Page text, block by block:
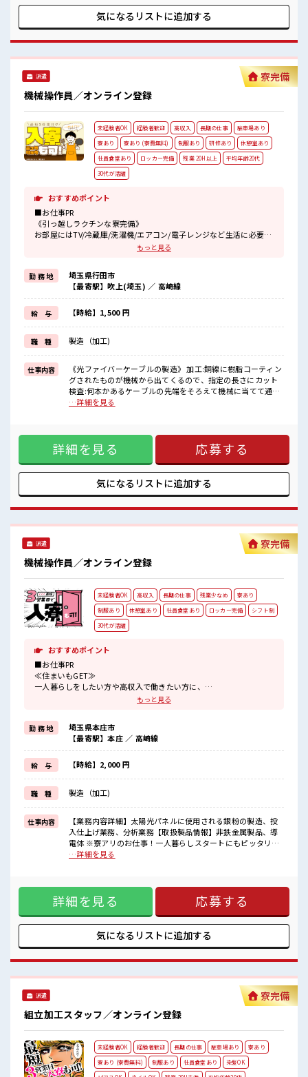
♪ イチからスキル・ステップUPしちゃいましょう↑ ■職場の
雰囲気 《男女ともに活躍中》 アットホームな雰囲気で分から
ッカー/休憩室完備♪ 荷物が多い方も安心ですね★ #ryo
気になるリストに追加する
派遣
機械操作員／オンライン登録
寮完備
未経験者OK 経験者歓迎 高収入 長期の仕事
駐車場あり
寮あり
寮あり (寮費無料) 制服あり 研修あり
休憩室あり
社員食堂あり
ロッカー完備 残業 20H以上
平均年齢20代
30代が活躍
おすすめポイント
■お仕事PR
《引っ越しラクチンな寮完備》
お部屋にはTV/冷蔵庫/洗濯機/エアコン/電子レンジなど生活に必要な
しかも！
毎月の寮費は「無料」！
現地までの赴任交通費も支給！
駐車場があるのでマイカーの持ち込みもOKです！
空き状況によっては自転車で通える寮もあります(ヘルメット必須)！
《研修期間があるので安心》
機械を扱う事がメインのお仕事ですが、
研修期間があるので機械の詳細や取り扱うケーブルについてなど丁
寧に教えてもらえます。
しかも日勤なので体力的にも徐々に慣れていけるので安心です！
■職場の雰囲気
空調完備でカイテキ！
お昼は社員食堂・夜はお弁当の注文OK！
もちろんお弁当の持ち込みもOK！
無料駐車場/ロッカー/休憩室完備！
もっと見る
勤 務 地
埼玉県行田市
【最寄駅】吹上(埼玉) ／ 高崎線
給 与 【時給】1,500 円
職 種 製造（加工)
仕事内容
《光ファイバーケーブルの製造》 加工:銅線に樹脂コーティン
グされたものが機械から出てくるので、指定の長さにカット
検査:何本かあるケーブルの先端をそろえて機械に当てて通電
できているか検査 ※寮アリのお仕事！一人暮らしスタートに
な大型家電が備え付けなので、 引っ越しがとってもラクチン
&初期費用が抑えられるんです！ しかも！ 毎月の寮費は「無
料」！ 現地までの赴任交通費も支給！ 駐車場があるのでマイ
カーの持ち込みもOKです！ 空き状況によっては自転車で通え
る寮もあります(ヘルメット必須)！ 《研修期間があるので安
心》 機械を扱う事がメインのお仕事ですが、 研修期間がある
てもらえます。 しかも日勤なので体力的にも徐々に慣れてい
けるので安心です！ ■職場の雰囲気 《大手企業で長期就業》
丁寧な研修があるので未経験から始める方多数！ 空調完備で
カイテキ！ お昼は社員食堂・夜はお弁当の注文OK！ もちろ
んお弁当の持ち込みもOK！ 無料駐車場/ロッカー/休憩室完
備！ #ryo
…詳細を見る
詳細を見る 応募する
気になるリストに追加する
派遣
機械操作員／オンライン登録
寮完備
未経験者OK 高収入 長期の仕事 残業少なめ
寮あり
制服あり
休憩室あり 社員食堂あり ロッカー完備
シフト制
30代が活躍
おすすめポイント
■お仕事PR
≪住まいもGET≫
一人暮らしをしたい方や高収入で働きたい方に、
オススメしたい寮完備のお仕事！
安心して寮で新生活がスタートできます♪
基本的に赴任地までの交通費が出ますので遠方の方もご安心くださ
(規定有)≪時間にメリハリを≫
残業はほとんどナシ！
場合によってはお願いすることもあります♪
≪動きやすい制服アリ≫
制服があるので、
毎日の服装の悩み解消♪
■職場の雰囲気
休憩時間にゆっくりできるスペース完備！
職場にはロッカー完備！
要チェック！
もっと見る
勤 務 地
埼玉県本庄市
【最寄駅】本庄 ／ 高崎線
給 与 【時給】2,000 円
職 種 製造（加工)
仕事内容
【業務内容詳細】太陽光パネルに使用される銀粉の製造、投
入仕上げ業務、分析業務【取扱製品情報】非鉄金属製品、導
電体 ※寮アリのお仕事！一人暮らしスタートにもピッタリ♪
■お仕事PR ≪住まいもGET≫ 一人暮らしをしたい方や高収入
スタートできます♪ 基本的に赴任地までの交通費が出ますの
で遠方の方もご安心ください！ (規定有)≪時間にメリハリを
≫ 残業はほとんどナシ！ 場合によってはお願いすることもあ
ります♪ ≪動きやすい制服アリ≫ 制服があるので、 毎日の服
装の悩み解消♪ ■職場の雰囲気 休憩時間にゆっくりできるス
ペース完備！ 職場にはロッカー完備！ 私物の置きすぎには注
ク！
…詳細を見る
詳細を見る 応募する
気になるリストに追加する
派遣
組立加工スタッフ／オンライン登録
寮完備
未経験者OK 経験者歓迎 長期の仕事 駐車場あり
寮あり
寮あり (寮費無料)
制服あり 社員食堂あり
染髪OK